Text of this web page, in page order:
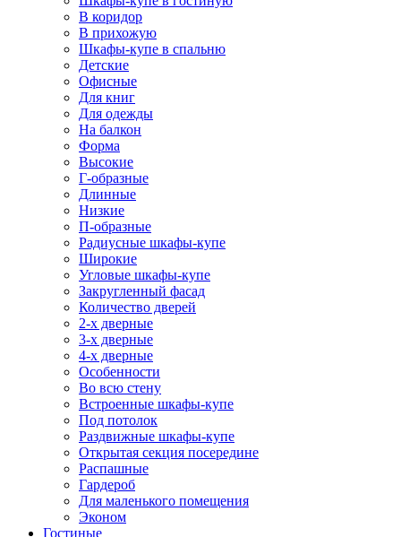
В коридор
В прихожую
Шкафы-купе в спальню
Детские
Офисные
Для книг
Для одежды
На балкон
Форма
Высокие
Г-образные
Длинные
Низкие
П-образные
Радиусные шкафы-купе
Широкие
Угловые шкафы-купе
Закругленный фасад
Количество дверей
2-х дверные
3-х дверные
4-х дверные
Особенности
Во всю стену
Встроенные шкафы-купе
Под потолок
Раздвижные шкафы-купе
Открытая секция посередине
Распашные
Гардероб
Для маленького помещения
Эконом
Гостиные